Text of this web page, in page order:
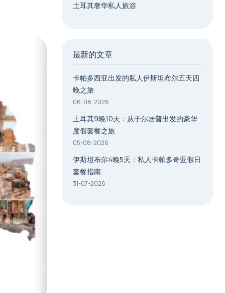
土耳其奢华私人旅游
最新的文章
卡帕多西亚出发的私人伊斯坦布尔五天四
晚之旅
06-08-2026
土耳其9晚10天：从于尔居普出发的豪华
度假套餐之旅
05-08-2026
伊斯坦布尔4晚5天：私人卡帕多奇亚假日
套餐指南
31-07-2026